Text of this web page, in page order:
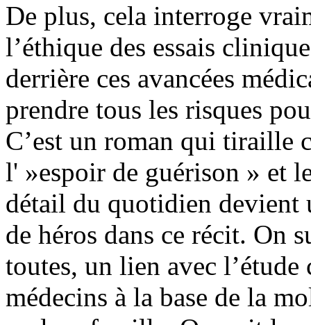
De plus, cela interroge
l’éthique des essais
derrière ces avancées
prendre tous les risques
C’est un roman qui tiraille
l' »espoir de guérison » et
détail du quotidien devient
de héros dans ce récit. On
toutes, un lien avec
médecins à la base de la